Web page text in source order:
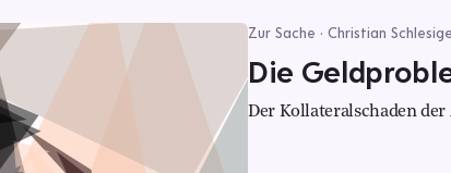
Zur Sache · Christian
Die
Der Kollateralschaden